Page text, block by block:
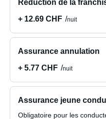
Réduction de la
+ 12.69 CHF
nuit
Assurance annulation
+ 5.77 CHF
nuit
Assurance jeune
Obligatoire pour les